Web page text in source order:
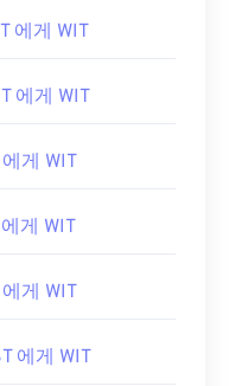
에게 WIT
에게 WIT
에게 WIT
게 WIT
에게 WIT
에게 WIT